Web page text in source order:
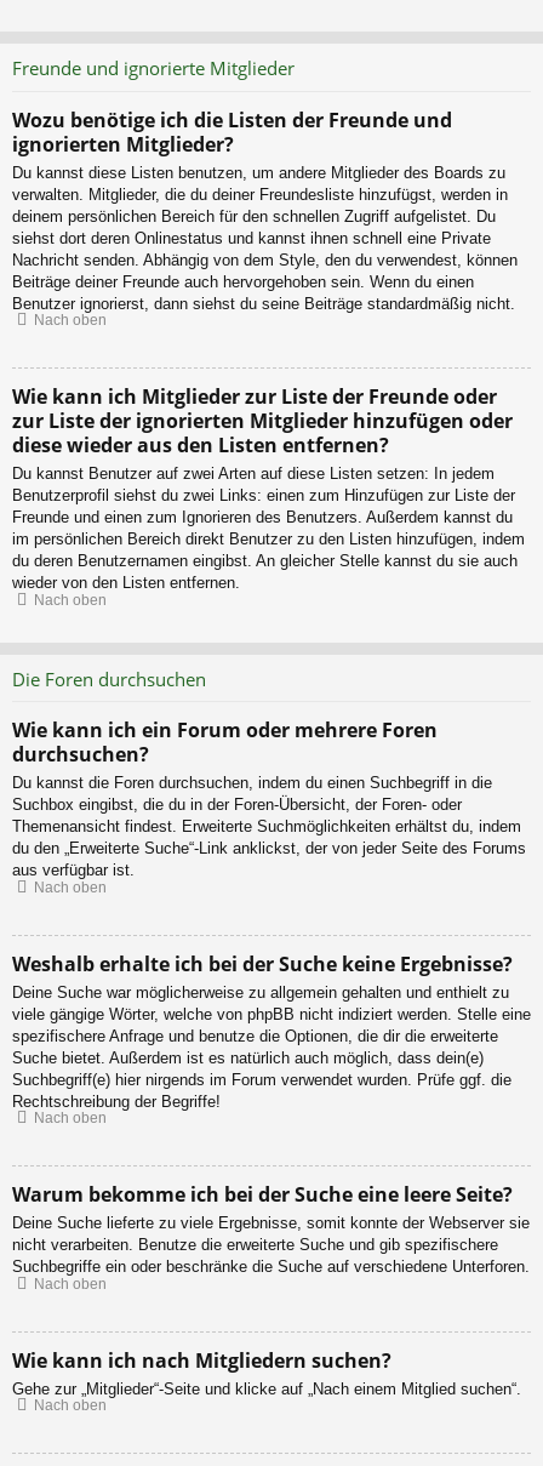
Freunde und ignorierte Mitglieder
Wozu benötige ich die Listen der Freunde und
ignorierten Mitglieder?
Du kannst diese Listen benutzen, um andere Mitglieder des Boards zu
verwalten. Mitglieder, die du deiner Freundesliste hinzufügst, werden in
deinem persönlichen Bereich für den schnellen Zugriff aufgelistet. Du
siehst dort deren Onlinestatus und kannst ihnen schnell eine Private
Nachricht senden. Abhängig von dem Style, den du verwendest, können
Beiträge deiner Freunde auch hervorgehoben sein. Wenn du einen
Benutzer ignorierst, dann siehst du seine Beiträge standardmäßig nicht.
Nach oben
Wie kann ich Mitglieder zur Liste der Freunde oder
zur Liste der ignorierten Mitglieder hinzufügen oder
diese wieder aus den Listen entfernen?
Du kannst Benutzer auf zwei Arten auf diese Listen setzen: In jedem
Benutzerprofil siehst du zwei Links: einen zum Hinzufügen zur Liste der
Freunde und einen zum Ignorieren des Benutzers. Außerdem kannst du
im persönlichen Bereich direkt Benutzer zu den Listen hinzufügen, indem
du deren Benutzernamen eingibst. An gleicher Stelle kannst du sie auch
wieder von den Listen entfernen.
Nach oben
Die Foren durchsuchen
Wie kann ich ein Forum oder mehrere Foren
durchsuchen?
Du kannst die Foren durchsuchen, indem du einen Suchbegriff in die
Suchbox eingibst, die du in der Foren-Übersicht, der Foren- oder
Themenansicht findest. Erweiterte Suchmöglichkeiten erhältst du, indem
du den „Erweiterte Suche“-Link anklickst, der von jeder Seite des Forums
aus verfügbar ist.
Nach oben
Weshalb erhalte ich bei der Suche keine Ergebnisse?
Deine Suche war möglicherweise zu allgemein gehalten und enthielt zu
viele gängige Wörter, welche von phpBB nicht indiziert werden. Stelle eine
spezifischere Anfrage und benutze die Optionen, die dir die erweiterte
Suche bietet. Außerdem ist es natürlich auch möglich, dass dein(e)
Suchbegriff(e) hier nirgends im Forum verwendet wurden. Prüfe ggf. die
Rechtschreibung der Begriffe!
Nach oben
Warum bekomme ich bei der Suche eine leere Seite?
Deine Suche lieferte zu viele Ergebnisse, somit konnte der Webserver sie
nicht verarbeiten. Benutze die erweiterte Suche und gib spezifischere
Suchbegriffe ein oder beschränke die Suche auf verschiedene Unterforen.
Nach oben
Wie kann ich nach Mitgliedern suchen?
Gehe zur „Mitglieder“-Seite und klicke auf „Nach einem Mitglied suchen“.
Nach oben